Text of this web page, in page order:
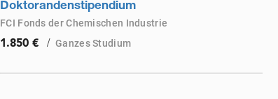
Doktorandenstipendium
FCI Fonds der Chemischen Industrie
1.850 €
/ Ganzes Studium